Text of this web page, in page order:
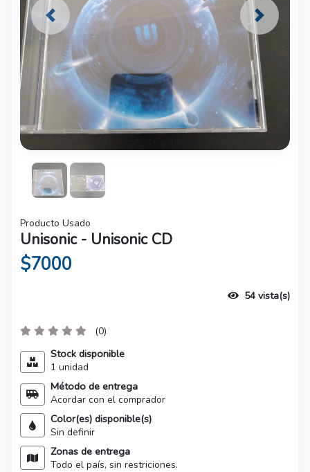
Previous Next
Producto Usado
Unisonic - Unisonic CD
$7000
54 vista(s)
(0)
Stock disponible
1 unidad
Método de entrega
Acordar con el comprador
Color(es) disponible(s)
Sin definir
Zonas de entrega
Todo el país, sin restriciones.